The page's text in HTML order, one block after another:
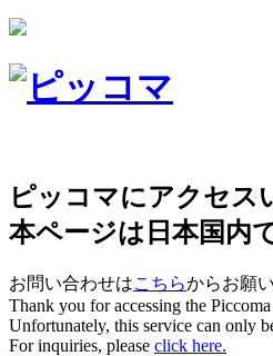
ピッコマにアクセス
本ページは日本国内
お問い合わせはこちらからお願
Thank you for accessing the
Unfortunately, this service can only
For inquiries, please click here.